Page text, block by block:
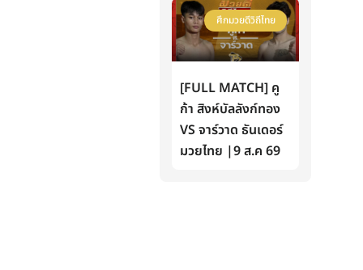
ศึกมวยดีวิถีไทย
[FULL MATCH] คู
ก้า สิงห์บัลลังก์ทอง
VS จาร์วาด ธันเดอร์
มวยไทย |9 ส.ค 69